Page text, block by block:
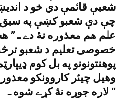
شعبې قائمې دي خو د
چې دې شعبو کښې په
علم هم معذوره نۀ دے ـ ”
خصوصى تعليم د شعبو
پوهنتونونو په بل کوم
وهيل چيئر کاروونکو
لاره جوړه نۀ کړے شوه ـ “